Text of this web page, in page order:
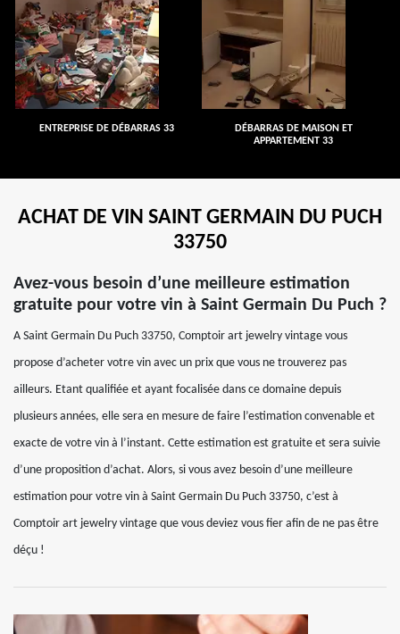
ENTREPRISE DE DÉBARRAS 33
DÉBARRAS DE MAISON ET
APPARTEMENT 33
ACHAT DE VIN SAINT GERMAIN DU PUCH
33750
Avez-vous besoin d’une meilleure estimation
gratuite pour votre vin à Saint Germain Du Puch ?
A Saint Germain Du Puch 33750, Comptoir art jewelry vintage vous
propose d’acheter votre vin avec un prix que vous ne trouverez pas
ailleurs. Etant qualifiée et ayant focalisée dans ce domaine depuis
plusieurs années, elle sera en mesure de faire l’estimation convenable et
exacte de votre vin à l’instant. Cette estimation est gratuite et sera suivie
d’une proposition d’achat. Alors, si vous avez besoin d’une meilleure
estimation pour votre vin à Saint Germain Du Puch 33750, c’est à
Comptoir art jewelry vintage que vous deviez vous fier afin de ne pas être
déçu !